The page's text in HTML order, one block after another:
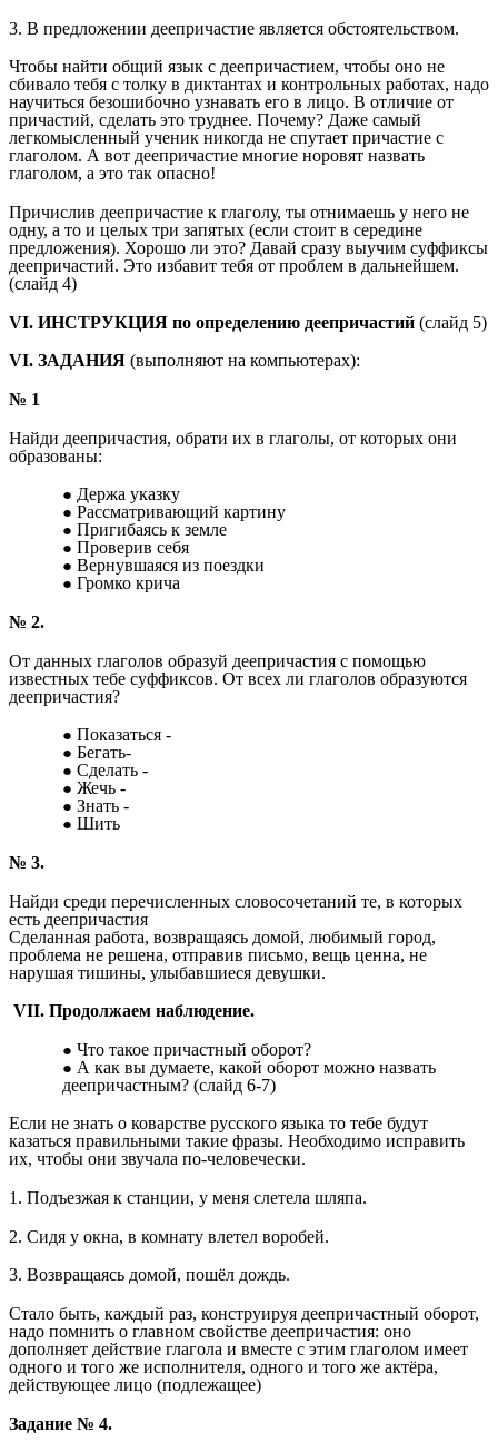
3. В предложении деепричастие является обстоятельством.
Чтобы найти общий язык с деепричастием, чтобы оно не
сбивало тебя с толку в диктантах и контрольных работах, надо
научиться безошибочно узнавать его в лицо. В отличие от
причастий, сделать это труднее. Почему? Даже самый
легкомысленный ученик никогда не спутает причастие с
глаголом. А вот деепричастие многие норовят назвать
глаголом, а это так опасно!
Причислив деепричастие к глаголу, ты отнимаешь у него не
одну, а то и целых три запятых (если стоит в середине
предложения). Хорошо ли это? Давай сразу выучим суффиксы
деепричастий. Это избавит тебя от проблем в дальнейшем.
(слайд 4)
VI. ИНСТРУКЦИЯ по определению деепричастий (слайд 5)
VI. ЗАДАНИЯ (выполняют на компьютерах):
№ 1
Найди деепричастия, обрати их в глаголы, от которых они
образованы:
Держа указку
Рассматривающий картину
Пригибаясь к земле
Проверив себя
Вернувшаяся из поездки
Громко крича
№ 2.
От данных глаголов образуй деепричастия с помощью
известных тебе суффиксов. От всех ли глаголов образуются
деепричастия?
Показаться -
Бегать-
Сделать -
Жечь -
Знать -
Шить
№ 3.
Найди среди перечисленных словосочетаний те, в которых
есть деепричастия
Сделанная работа, возвращаясь домой, любимый город,
проблема не решена, отправив письмо, вещь ценна, не
нарушая тишины, улыбавшиеся девушки.
VII. Продолжаем наблюдение.
Что такое причастный оборот?
А как вы думаете, какой оборот можно назвать
деепричастным? (слайд 6-7)
Если не знать о коварстве русского языка то тебе будут
казаться правильными такие фразы. Необходимо исправить
их, чтобы они звучала по-человечески.
1. Подъезжая к станции, у меня слетела шляпа.
2. Сидя у окна, в комнату влетел воробей.
3. Возвращаясь домой, пошёл дождь.
Стало быть, каждый раз, конструируя деепричастный оборот,
надо помнить о главном свойстве деепричастия: оно
дополняет действие глагола и вместе с этим глаголом имеет
одного и того же исполнителя, одного и того же актёра,
действующее лицо (подлежащее)
Задание № 4.